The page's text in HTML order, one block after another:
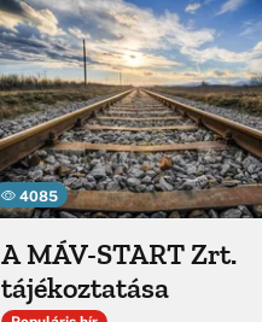
4085
A MÁV-START Zrt.
tájékoztatása